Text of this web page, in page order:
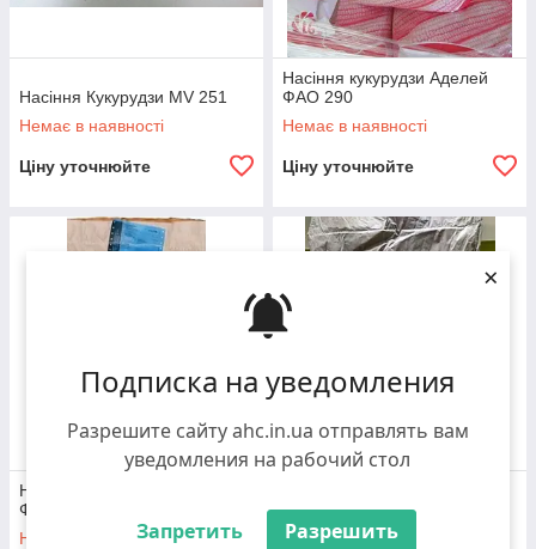
Подписка на уведомления
Разрешите сайту ahc.in.ua отправлять вам
уведомления на рабочий стол
Запретить Разрешить
×
Насіння Кукурудзи MV 251
Немає в наявності
Ціну уточнюйте
Насіння кукурудзи Аделей
ФАО 290
Немає в наявності
Ціну уточнюйте
Насіння кукрузи НК Кобальт
ФАО 320
Немає в наявності
Насіння кукурудзи Фруктис
ФАО 330